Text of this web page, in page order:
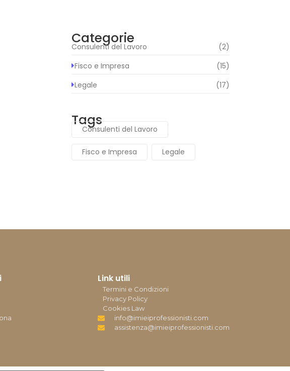
Categorie
Consulenti del Lavoro
(2)
Fisco e Impresa
(15)
Legale
(17)
Tags
Consulenti del Lavoro
Fisco e Impresa Legale
Link utili
Termini e Condizioni
Privacy Policy
Cookies Law
info@imieiprofessionisti.com
assistenza@imieiprofessionisti.com